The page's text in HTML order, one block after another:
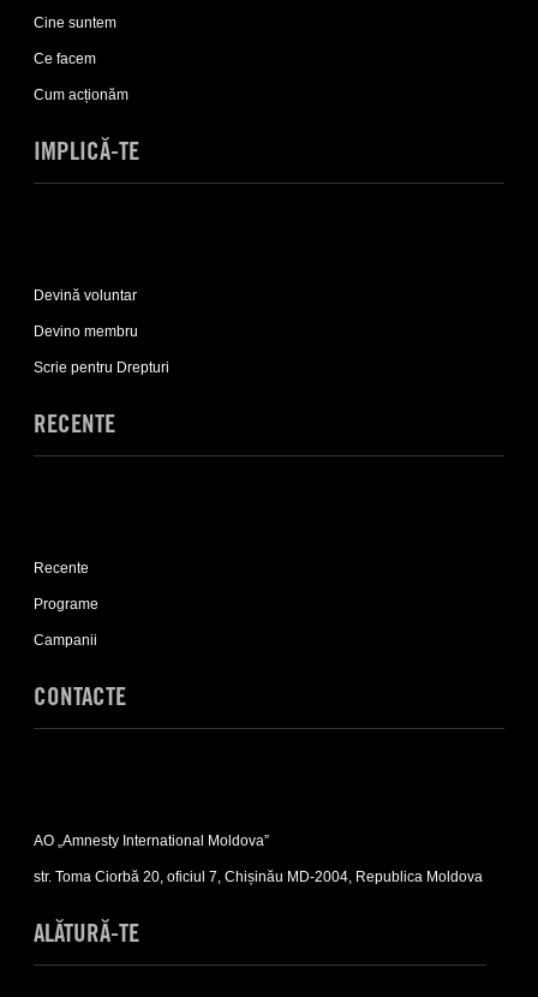
Despre
noi
sub-
list
Cine suntem
Ce facem
Cum acționăm
IMPLICĂ-TE
Implică-
te
sub-
list
Devină voluntar
Devino membru
Scrie pentru Drepturi
RECENTE
Recente
sub-
list
Recente
Programe
Campanii
CONTACTE
Contacte
sub-
list
AO „Amnesty International Moldova”
str. Toma Ciorbă 20, oficiul 7, Chișinău MD-2004, Republica Moldova
ALĂTURĂ-TE